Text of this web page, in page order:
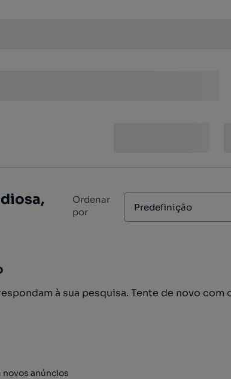
Ordenar
por
Predefinição
à sua pesquisa. Tente de novo com
anúncios